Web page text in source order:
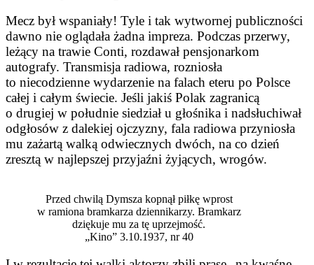
Mecz był wspaniały! Tyle i tak wytwornej publiczności
dawno nie oglądała żadna impreza. Podczas przerwy,
leżący na trawie Conti, rozdawał pensjonarkom
autografy. Transmisja radiowa, rozniosła
to niecodzienne wydarzenie na falach eteru po Polsce
całej i całym świecie. Jeśli jakiś Polak zagranicą
o drugiej w południe siedział u głośnika i nadsłuchiwał
odgłosów z dalekiej ojczyzny, fala radiowa przyniosła
mu zażartą walką odwiecznych dwóch, na co dzień
zresztą w najlepszej przyjaźni żyjących, wrogów.
Przed chwilą Dymsza kopnął piłkę wprost
w ramiona bramkarza dziennikarzy. Bramkarz
dziękuje mu za tę uprzejmość.
„Kino” 3.10.1937, nr 40